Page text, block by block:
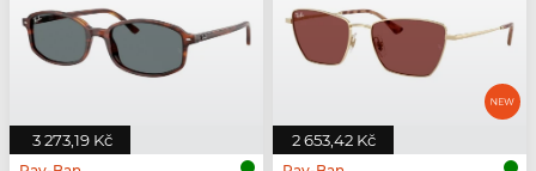
3 273,19 Kč 2 653,42 Kč